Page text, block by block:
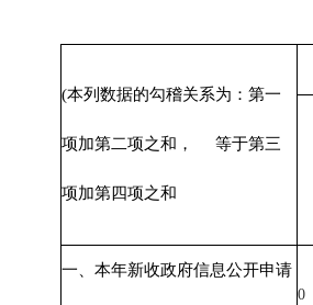
(本列数据的勾稽关系为：第一
项加第二项之和， 等于第三
项加第四项之和
一、本年新收政府信息公开申请
0